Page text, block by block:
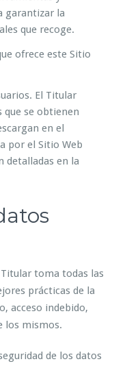
garantizar la
que recoge.
ofrece este Sitio
El Titular
se obtienen
en el
por el Sitio Web
detalladas en la
toma todas las
prácticas de la
acceso indebido,
los mismos.
de los datos